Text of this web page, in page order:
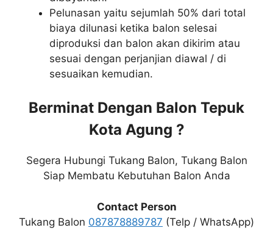
Pelunasan yaitu sejumlah 50% dari total
biaya dilunasi ketika balon selesai
diproduksi dan balon akan dikirim atau
sesuai dengan perjanjian diawal / di
sesuaikan kemudian.
Berminat Dengan Balon Tepuk
Kota Agung ?
Segera Hubungi Tukang Balon, Tukang Balon
Siap Membatu Kebutuhan Balon Anda
Contact Person
Tukang Balon 087878889787 (Telp / WhatsApp)